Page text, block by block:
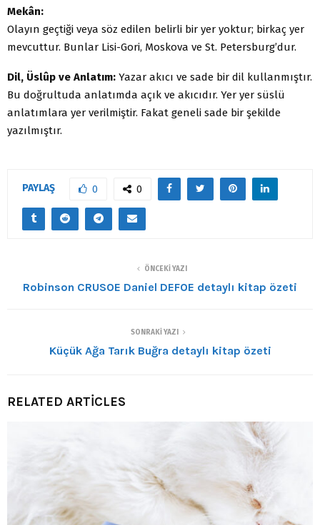
Mekân:
Olayın geçtiği veya söz edilen belirli bir yer yoktur; birkaç yer
mevcuttur. Bunlar Lisi-Gori, Moskova ve St. Petersburg’dur.
Dil, Üslûp ve Anlatım: Yazar akıcı ve sade bir dil kullanmıştır.
Bu doğrultuda anlatımda açık ve akıcıdır. Yer yer süslü
anlatımlara yer verilmiştir. Fakat geneli sade bir şekilde
yazılmıştır.
PAYLAŞ 0 0
ÖNCEKI YAZI
Robinson CRUSOE Daniel DEFOE detaylı kitap özeti
SONRAKI YAZI
Küçük Ağa Tarık Buğra detaylı kitap özeti
RELATED ARTICLES